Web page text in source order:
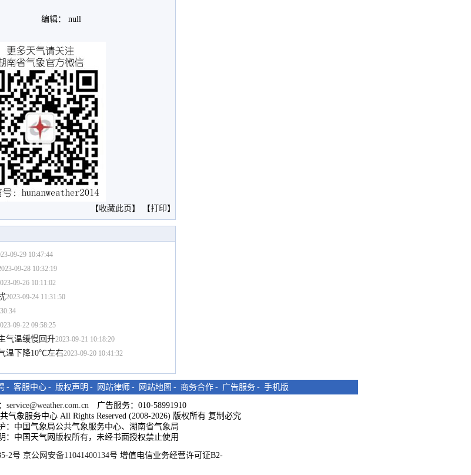
编辑： null
【收藏此页 】 【打印】
09-29 10:47:44
09-28 10:32:19
09-26 10:11:02
2023-09-24 11:31:50
09-22 09:58:25
气温缓慢回升2023-09-21 10:18:20
温下降10℃左右2023-09-20 10:41:32
- 客服中心 - 版权声明 - 网站律师 - 网站地图 - 商务合作 - 广告服务 - 手机版
service@weather.com.cn 广告服务：010-58991910
气象服务中心 All Rights Reserved (2008-2026) 版权所有 复制必究
：中国气象局公共气象服务中心、湖南省气象局
：中国天气网 版权所有，未经书面授权禁止使用
2号 京公网安备11041400134号 增值电信业务经营许可证B2-